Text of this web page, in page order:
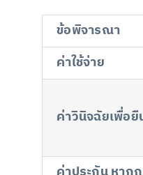
ข้อพิจารณา
ค่าใช้จ่าย
ค่าวินิจฉัยเพื่อ